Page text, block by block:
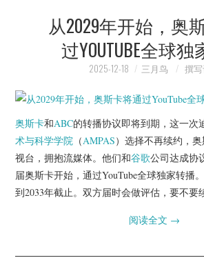
从2029年开始，奥
过YOUTUBE全球
2025-12-18 三月鸟 撰
奥斯卡和ABC的转播协议即将到期，这一次
术与科学学院 （AMPAS）选择不再续约，
视台，拥抱流媒体。他们和谷歌公司达成协
届奥斯卡开始，通过YouTube全球独家转播
到2033年截止。双方届时会做评估，要不要
阅读全文 →